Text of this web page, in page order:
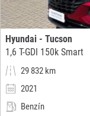
Hyundai - Tucson
1,6 T-GDI 150k Smart
29 832 km
2021
Benzín